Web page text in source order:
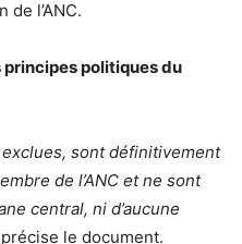
de l’ANC.
politiques du
sont définitivement
de l’ANC et ne sont
central, ni d’aucune
précise le document.